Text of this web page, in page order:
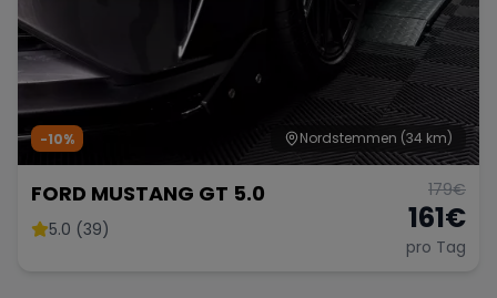
Nordstemmen (34 km)
-10%
FORD MUSTANG GT 5.0
5.0 (39)
179€
161€
pro Tag